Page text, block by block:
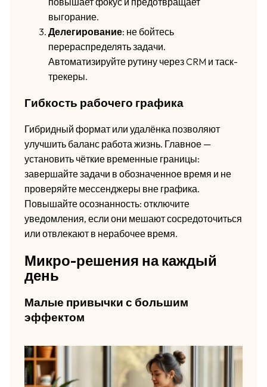
выгорание.
Делегирование: не бойтесь
перераспределять задачи.
Автоматизируйте рутину через CRM и таск-
трекеры.
Гибкость рабочего графика
Гибридный формат или удалёнка позволяют
улучшить баланс работа жизнь. Главное —
установить чёткие временные границы:
завершайте задачи в обозначенное время и не
проверяйте мессенджеры вне графика.
Повышайте осознанность: отключите
уведомления, если они мешают сосредоточиться
или отвлекают в нерабочее время.
Микро-решения на каждый
день
Малые привычки с большим
эффектом